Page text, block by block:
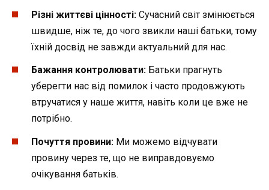
Різні життєві цінності: Сучасний світ змінюється
швидше, ніж те, до чого звикли наші батьки, тому
їхній досвід не завжди актуальний для нас.
Бажання контролювати: Батьки прагнуть
уберегти нас від помилок і часто продовжують
втручатися у наше життя, навіть коли це вже не
потрібно.
Почуття провини: Ми можемо відчувати
провину через те, що не виправдовуємо
очікування батьків.